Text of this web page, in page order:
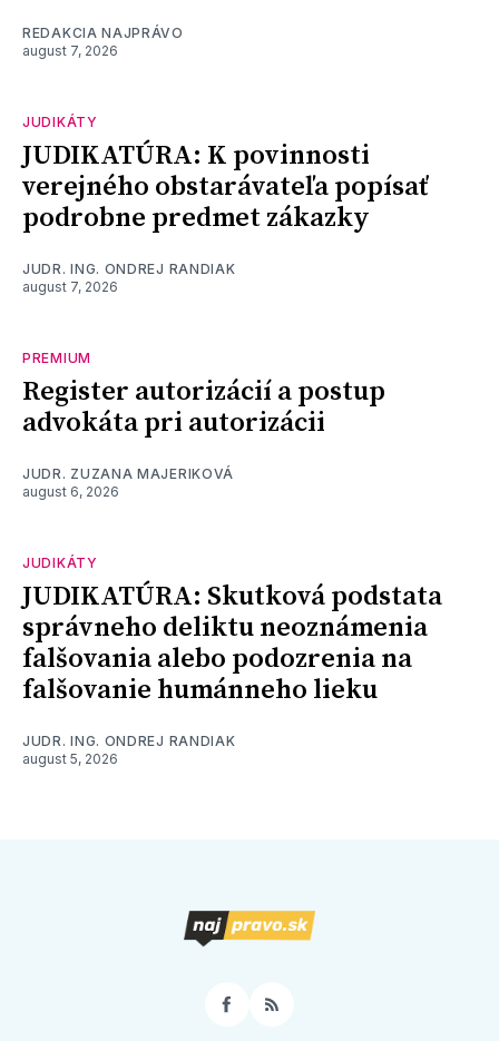
REDAKCIA NAJPRÁVO
august 7, 2026
JUDIKÁTY
JUDIKATÚRA: K povinnosti
verejného obstarávateľa popísať
podrobne predmet zákazky
JUDR. ING. ONDREJ RANDIAK
august 7, 2026
PREMIUM
Register autorizácií a postup
advokáta pri autorizácii
JUDR. ZUZANA MAJERIKOVÁ
august 6, 2026
JUDIKÁTY
JUDIKATÚRA: Skutková podstata
správneho deliktu neoznámenia
falšovania alebo podozrenia na
falšovanie humánneho lieku
JUDR. ING. ONDREJ RANDIAK
august 5, 2026
Facebook
RSS